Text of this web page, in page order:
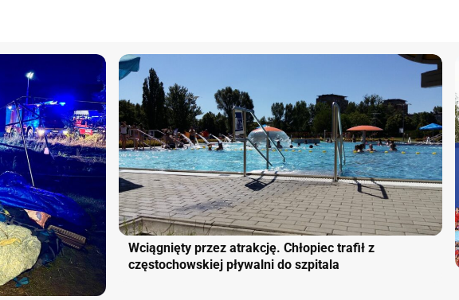
Wciągnięty przez atrakcję. Chłopiec trafił z
częstochowskiej pływalni do szpitala